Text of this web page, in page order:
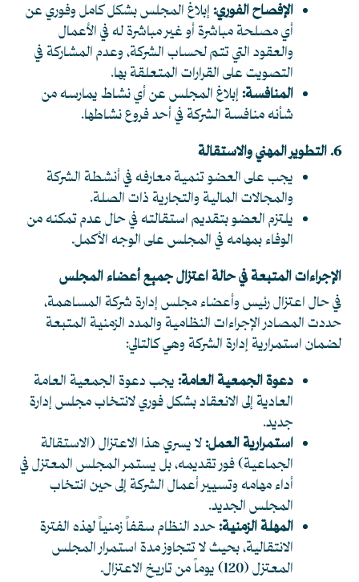
الإفصاح الفوري:إبلاغ المجلس بشكل كامل وفوري عن
أي مصلحة مباشرة أو غير مباشرة له في الأعمال
والعقود التي تتم لحساب الشركة، وعدم المشاركة في
التصويت على القرارات المتعلقة بها.
المنافسة:إبلاغ المجلس عن أي نشاط يمارسه من
شأنه منافسة الشركة في أحد فروع نشاطها.
6. التطوير المهني والاستقالة
يجب على العضو تنمية معارفه في أنشطة الشركة
والمجالات المالية والتجارية ذات الصلة.
يلتزم العضو بتقديم استقالته في حال عدم تمكنه من
الوفاء بمهامه في المجلس على الوجه الأكمل.
الإجراءات المتبعة في حالة اعتزال جميع أعضاء المجلس
في حال اعتزال رئيس وأعضاء مجلس إدارة شركة المساهمة،
حددت المصادر الإجراءات النظامية والمدد الزمنية المتبعة
لضمان استمرارية إدارة الشركة وهي كالتالي:
دعوة الجمعية العامة:يجب دعوة الجمعية العامة
العادية إلى الانعقاد بشكل فوري لانتخاب مجلس إدارة
جديد.
استمرارية العمل:لا يسري هذا الاعتزال (الاستقالة
الجماعية) فور تقديمه، بل يستمر المجلس المعتزل في
أداء مهامه وتسيير أعمال الشركة إلى حين انتخاب
المجلس الجديد.
المهلة الزمنية:حدد النظام سقفاً زمنياً لهذه الفترة
الانتقالية، بحيث لا تتجاوز مدة استمرار المجلس
المعتزل (120) يوماً من تاريخ الاعتزال.